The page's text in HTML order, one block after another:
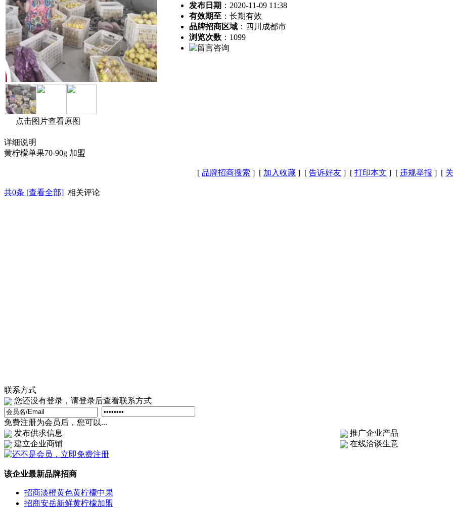
点击图片查看原图
发布日期 ：2020-11-09 11:38
有效期至 ：长期有效
品牌招商区域 ：四川成都市
浏览次数 ： 1099
详细说明
黄柠檬单果70-90g 加盟
[ 品牌招商搜索 ] [ 加入收藏 ] [ 告诉好友 ] [ 打印本文 ] [ 违规举报 ] [
共0条 [查看全部] 相关评论
联系方式
您还没有登录，请登录后查看联系方式
免费注册为会员后，您可以...
发布供求信息
推广企业产品
建立企业商铺
在线洽谈生意
该企业最新品牌招商
招商淡橙黄色黄柠檬中果
招商安岳新鲜黄柠檬加盟